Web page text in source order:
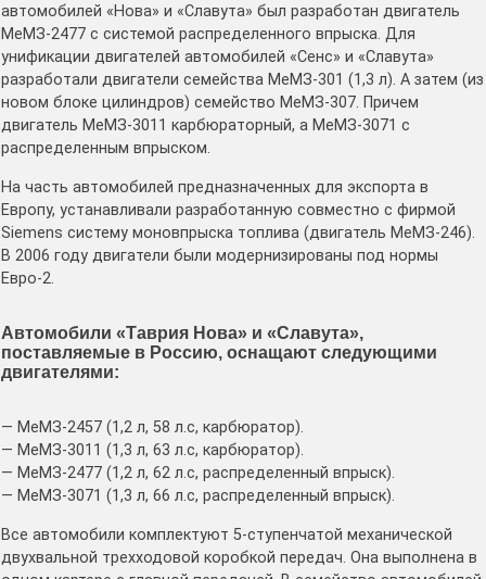
автомобилей «Нова» и «Славута» был разработан двигатель
МеМЗ-2477 с системой распределенного впрыска. Для
унификации двигателей автомобилей «Сенс» и «Славута»
разработали двигатели семейства МеМЗ-301 (1,3 л). А затем (из
новом блоке цилиндров) семейство МеМЗ-307. Причем
двигатель МеМЗ-3011 карбюраторный, а МеМЗ-3071 с
распределенным впрыском.
На часть автомобилей предназначенных для экспорта в
Европу, устанавливали разработанную совместно с фирмой
Siemens систему моновпрыска топлива (двигатель МеМЗ-246).
В 2006 году двигатели были модернизированы под нормы
Евро-2.
Автомобили «Таврия Нова» и «Славута»,
поставляемые в Россию, оснащают следующими
двигателями:
— МеМЗ-2457 (1,2 л, 58 л.с, карбюратор).
— МеМЗ-3011 (1,3 л, 63 л.с, карбюратор).
— МеМЗ-2477 (1,2 л, 62 л.с, распределенный впрыск).
— МеМЗ-3071 (1,3 л, 66 л.с, распределенный впрыск).
Все автомобили комплектуют 5-ступенчатой механической
двухвальной трехходовой коробкой передач. Она выполнена в